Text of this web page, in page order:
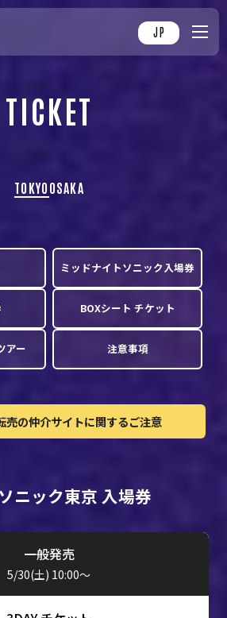
JP
TICKET
TOKYOOSAKA
ミッドナイトソニック入場券
BOXシート チケット
アー 注意事項
売の仲介サイトに関するご注意
ニック東京 入場券
一般発売
5/30(土) 10:00～